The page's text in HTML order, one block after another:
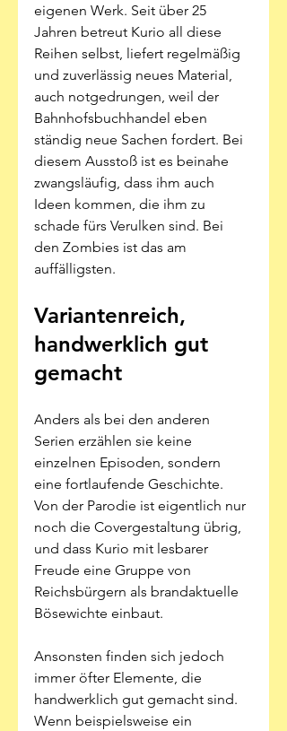
eigenen Werk. Seit über 25
Jahren betreut Kurio all diese
Reihen selbst, liefert regelmäßig
und zuverlässig neues Material,
auch notgedrungen, weil der
Bahnhofsbuchhandel eben
ständig neue Sachen fordert. Bei
diesem Ausstoß ist es beinahe
zwangsläufig, dass ihm auch
Ideen kommen, die ihm zu
schade fürs Verulken sind. Bei
den Zombies ist das am
auffälligsten.
Variantenreich,
handwerklich gut
gemacht
Anders als bei den anderen
Serien erzählen sie keine
einzelnen Episoden, sondern
eine fortlaufende Geschichte.
Von der Parodie ist eigentlich nur
noch die Covergestaltung übrig,
und dass Kurio mit lesbarer
Freude eine Gruppe von
Reichsbürgern als brandaktuelle
Bösewichte einbaut.
Ansonsten finden sich jedoch
immer öfter Elemente, die
handwerklich gut gemacht sind.
Wenn beispielsweise ein